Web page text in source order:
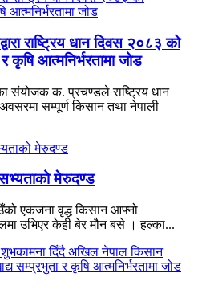
राष्ट्रिय धान दिवस २०८३ को
कृषि आत्मनिर्भरतामा जोड
संयोजक क. प्रचण्डले राष्ट्रिय धान
सम्पूर्ण किसान तथा नेपाली
मेरुदण्ड
एकजना वृद्ध किसान आफ्नो
उभिएर केही बेर मौन बसे । हल्का...